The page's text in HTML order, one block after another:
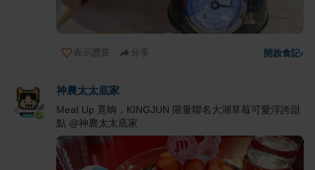
表示讚賞 分享 開啟食記›
神農太太底家
Meat Up 覓晌，KINGJUN 限量聯名大湖草莓可愛浮誇甜
點 @神農太太底家